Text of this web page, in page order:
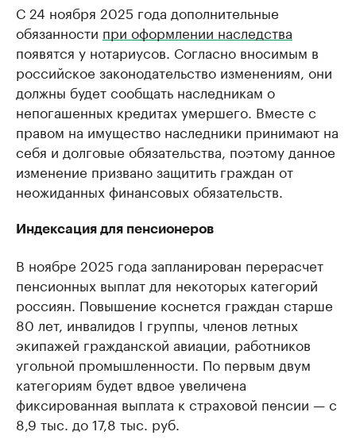
С 24 ноября 2025 года дополнительные
обязанности при оформлении наследства
появятся у нотариусов. Согласно вносимым в
российское законодательство изменениям, они
должны будет сообщать наследникам о
непогашенных кредитах умершего. Вместе с
правом на имущество наследники принимают на
себя и долговые обязательства, поэтому данное
изменение призвано защитить граждан от
неожиданных финансовых обязательств.
Индексация для пенсионеров
В ноябре 2025 года запланирован перерасчет
пенсионных выплат для некоторых категорий
россиян. Повышение коснется граждан старше
80 лет, инвалидов I группы, членов летных
экипажей гражданской авиации, работников
угольной промышленности. По первым двум
категориям будет вдвое увеличена
фиксированная выплата к страховой пенсии — с
8,9 тыс. до 17,8 тыс. руб.